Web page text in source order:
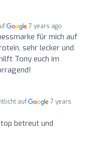
7 years ago
für mich auf
sehr lecker und
Tony euch im
auf
7 years
betreut und